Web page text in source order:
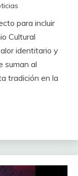
para incluir
Cultural
identitario y
suman al
tradición en la